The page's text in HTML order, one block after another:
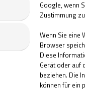
STORNIERUNG